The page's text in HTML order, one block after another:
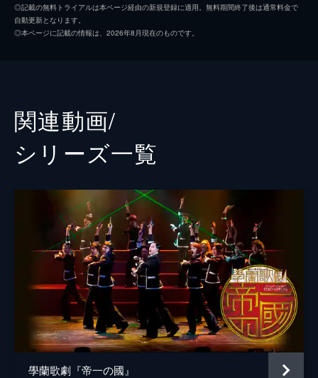
◎記載の無料トライアルは本ページ経由の新規登録に適用。無料期間終了後は通常料金で
自動更新となります。
◎本ページに記載の情報は、2026年8月現在のものです。
関連動画/
シリーズ⼀覧
學蘭歌劇『帝一の國』